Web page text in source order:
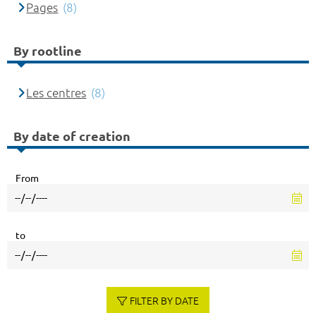
Pages (8)
By rootline
Les centres (8)
By date of creation
From
to
FILTER BY DATE